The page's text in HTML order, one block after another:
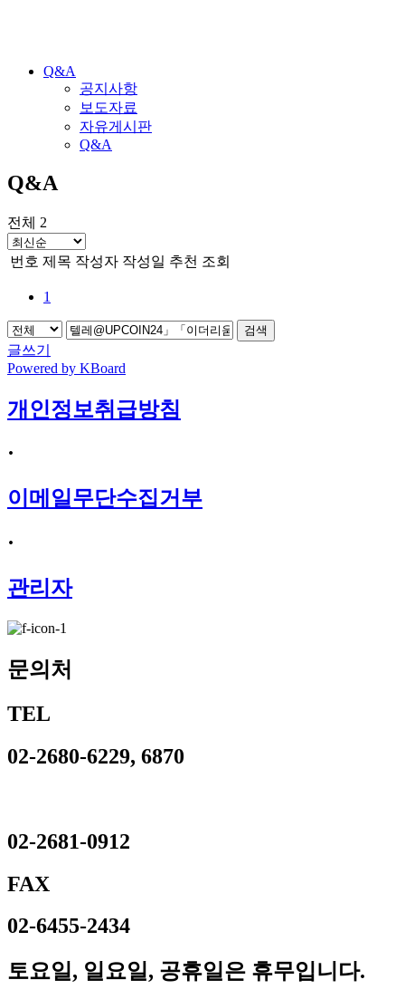
Q&A
공지사항
보도자료
자유게시판
Q&A
Q&A
전체 2
번호 제목 작성자 작성일 추천 조회
1
검색
글쓰기
Powered by KBoard
개인정보취급방침
·
이메일무단수집거부
·
관리자
문의처
TEL
02-2680-6229, 6870
02-2681-0912
FAX
02-6455-2434
토요일, 일요일, 공휴일은 휴무입니다.